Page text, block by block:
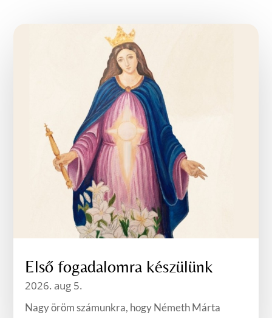
Első fogadalomra készülünk
2026. aug 5.
Nagy öröm számunkra, hogy Németh Márta